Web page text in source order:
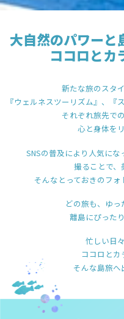
大自然のパワーと
ココロとカ
新たな旅のスタ
『ウェルネスツーリズム』、『
それぞれ旅先で
心と身体を
SNSの普及により人気にな
撮ることで、
そんなとっておきのフォ
どの旅も、ゆ
離島にぴった
忙しい日
ココロとカ
そんな島旅へ